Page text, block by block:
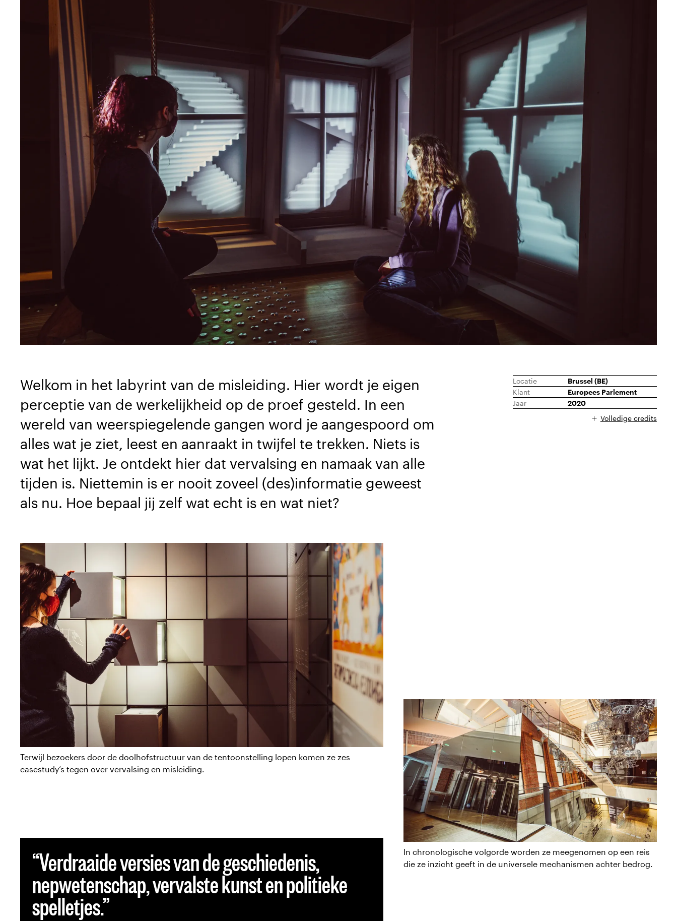
Welkom in het labyrint van de misleiding. Hier wordt je eigen
perceptie van de werkelijkheid op de proef gesteld. In een
wereld van weerspiegelende gangen word je aangespoord om
alles wat je ziet, leest en aanraakt in twijfel te trekken. Niets is
wat het lijkt. Je ontdekt hier dat vervalsing en namaak van alle
tijden is. Niettemin is er nooit zoveel (des)informatie geweest
als nu. Hoe bepaal jij zelf wat echt is en wat niet?
Locatie
Brussel (BE)
Klant
Europees Parlement
Jaar
2020
Volledige credits
Terwijl bezoekers door de doolhofstructuur van de tentoonstelling lopen komen ze zes
casestudy’s tegen over vervalsing en misleiding.
Verdraaide versies van de geschiedenis,
nepwetenschap, vervalste kunst en politieke
spelletjes.
In chronologische volgorde worden ze meegenomen op een reis
die ze inzicht geeft in de universele mechanismen achter bedrog.